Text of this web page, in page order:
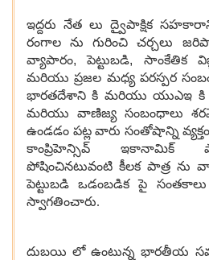
ఇద్దరు నేత లు ద్వైపాక్షిక
రంగాల ను గురించి చర్చలు
వ్యాపారం,పెట్టుబడి, సాంకేతిక
మరియు ప్రజల మధ్య పరస్పర
భారతదేశాని కి మరియు యుఎఇ కి
మరియు వాణిజ్య సంబంధాలు
ఉండడం పట్ల వారు సంతోషాన్ని
కాంప్రిహెన్సివ్ ఇకానామిక్
పోషించినటువంటి కీలక పాత్ర ను
పెట్టుబడి ఒడంబడిక పై
స్వాగతించారు.
దుబయి లో ఉంటున్న భారతీయ